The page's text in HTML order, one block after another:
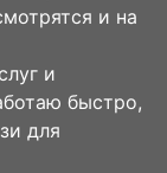
и на
и
быстро,
для